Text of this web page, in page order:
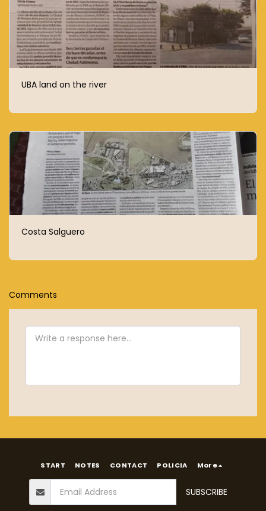
UBA land on the river
Costa Salguero
Comments
START NOTES CONTACT POLICIA More
SUBSCRIBE